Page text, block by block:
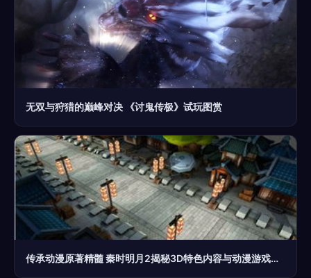
无双与狩猎的巅峰对决 《讨鬼传极》试玩图赏
传承动漫原著精髓 秦时明月2揭秘3D特色内容与动漫游戏开发的艺术